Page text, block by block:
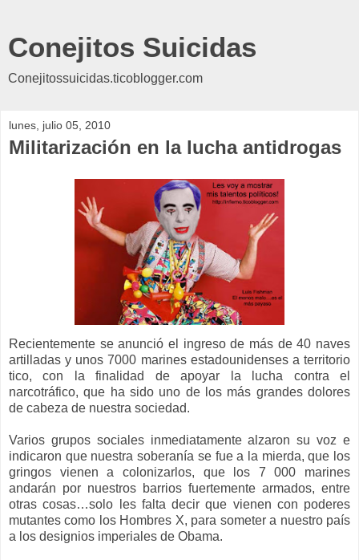
Conejitos Suicidas
Conejitossuicidas.ticoblogger.com
lunes, julio 05, 2010
Militarización en la lucha antidrogas
Recientemente se anunció el ingreso de más de 40 naves
artilladas y unos 7000 marines estadounidenses a territorio
tico, con la finalidad de apoyar la lucha contra el
narcotráfico, que ha sido uno de los más grandes dolores
de cabeza de nuestra sociedad.
Varios grupos sociales inmediatamente alzaron su voz e
indicaron que nuestra soberanía se fue a la mierda, que los
gringos vienen a colonizarlos, que los 7 000 marines
andarán por nuestros barrios fuertemente armados, entre
otras cosas…solo les falta decir que vienen con poderes
mutantes como los Hombres X, para someter a nuestro país
a los designios imperiales de Obama.